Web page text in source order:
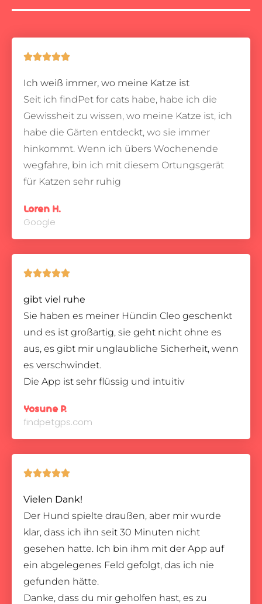

Ich weiß immer, wo meine Katze ist
Seit ich findPet for cats habe, habe ich die
Gewissheit zu wissen, wo meine Katze ist, ich
habe die Gärten entdeckt, wo sie immer
hinkommt. Wenn ich übers Wochenende
wegfahre, bin ich mit diesem Ortungsgerät
für Katzen sehr ruhig
Loren H.
Google

gibt viel ruhe
Sie haben es meiner Hündin Cleo geschenkt
und es ist großartig, sie geht nicht ohne es
aus, es gibt mir unglaubliche Sicherheit, wenn
es verschwindet.
Die App ist sehr flüssig und intuitiv
Yosune P.
findpetgps.com

Vielen Dank!
Der Hund spielte draußen, aber mir wurde
klar, dass ich ihn seit 30 Minuten nicht
gesehen hatte. Ich bin ihm mit der App auf
ein abgelegenes Feld gefolgt, das ich nie
gefunden hätte.
Danke, dass du mir geholfen hast, es zu